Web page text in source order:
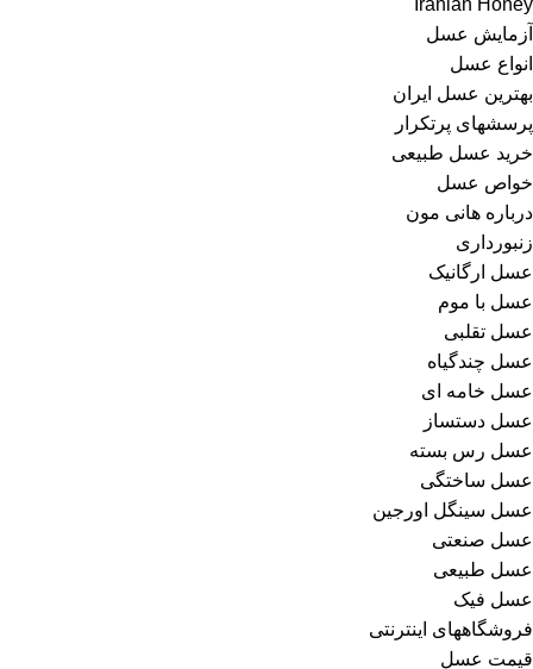
Iranian Honey
آزمایش عسل
انواع عسل
بهترین عسل ایران
پرسشهای پرتکرار
خرید عسل طبیعی
خواص عسل
درباره هانی مون
زنبورداری
عسل ارگانیک
عسل با موم
عسل تقلبی
عسل چندگیاه
عسل خامه ای
عسل دستساز
عسل رس بسته
عسل ساختگی
عسل سینگل اورجین
عسل صنعتی
عسل طبیعی
عسل فیک
فروشگاههای اینترنتی
قیمت عسل